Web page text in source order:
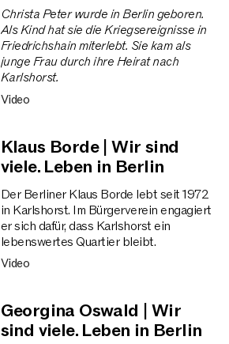
Christa Peter wurde in Berlin geboren.
Als Kind hat sie die Kriegsereignisse in
Friedrichshain miterlebt. Sie kam als
junge Frau durch ihre Heirat nach
Karlshorst.
Video
Klaus Borde | Wir sind
viele. Leben in Berlin
Der Berliner Klaus Borde lebt seit 1972
in Karlshorst. Im Bürgerverein engagiert
er sich dafür, dass Karlshorst ein
lebenswertes Quartier bleibt.
Video
Georgina Oswald | Wir
sind viele. Leben in Berlin